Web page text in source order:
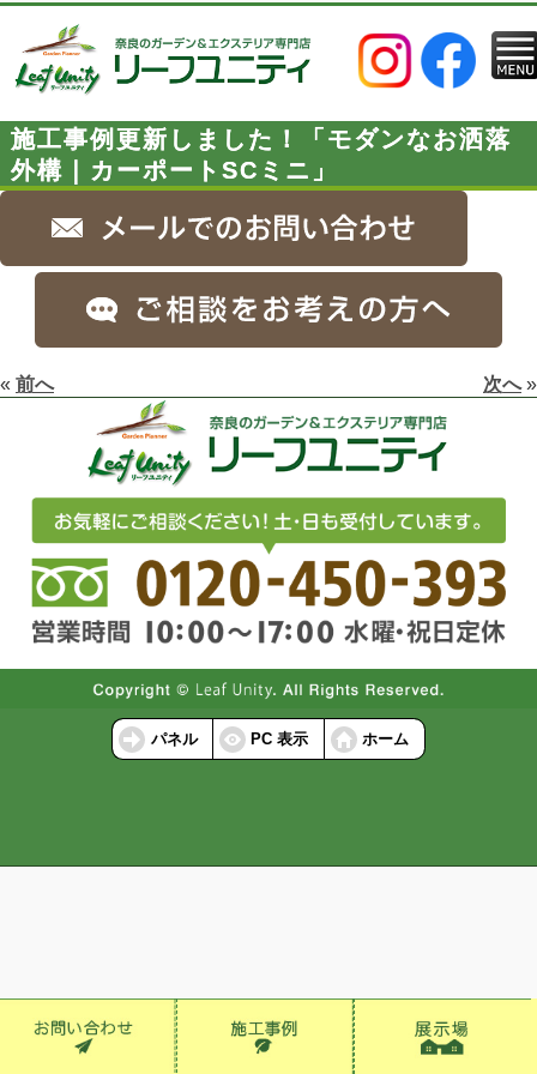
施工事例更新しました！「モダンなお洒落
外構｜カーポートSCミニ」
« 前へ 次へ»
パネル PC 表示 ホーム